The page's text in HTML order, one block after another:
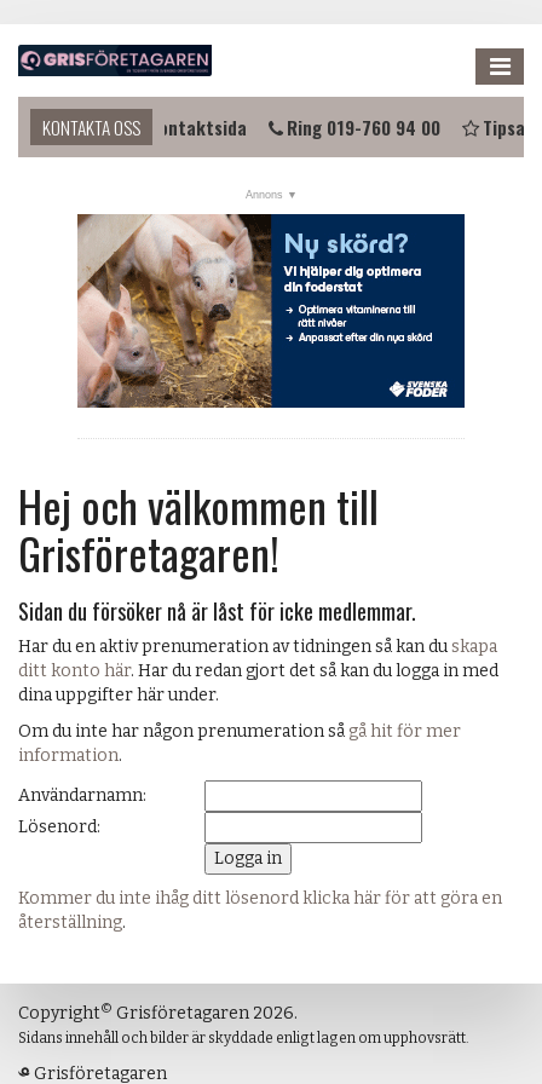
NYHETER
KALENDER
LÄNKAR
ANNONSERA
PRENUMERERA
OM OSS
KONTAKTA OSS
i kontakt? Kontaktsida Ring 019-760 94 00 Tipsa
Hej och välkommen till
Grisföretagaren!
Sidan du försöker nå är låst för icke medlemmar.
Har du en aktiv prenumeration av tidningen så kan duskapa
ditt konto här. Har du redan gjort det så kan du logga in med
dina uppgifter här under.
Om du inte har någon prenumeration så gå hit för mer
information.
Användarnamn:
Lösenord:
Kommer du inte ihåg ditt lösenord klicka här för att göra en
återställning.
Copyright© Grisföretagaren 2026.
Sidans innehåll och bilder är skyddade enligt lagen om upphovsrätt.
Grisföretagaren